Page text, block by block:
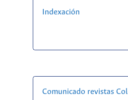
Indexación
Comunicado revistas